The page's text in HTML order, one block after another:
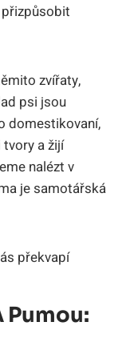
zvířaty,
psi jsou
domestikovaní,
a žijí
nalézt v
je samotářská
Pumou: